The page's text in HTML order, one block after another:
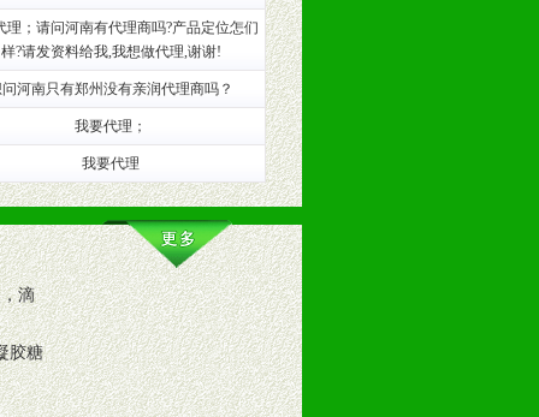
理；请问河南有代理商吗?产品定位怎们
样?请发资料给我,我想做代理,谢谢!
河南只有郑州没有亲润代理商吗？
我要代理；
我要代理
滴
胶糖